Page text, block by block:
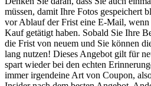
müssen, damit Ihre Fotos gespeichert
vor Ablauf der Frist eine E-Mail, wenn
Kauf getätigt haben. Sobald Sie Ihre
die Frist von neuem und Sie können
lang nutzen! Dieses Angebot gilt für
spart wieder bei den echten
immer irgendeine Art von Coupon,